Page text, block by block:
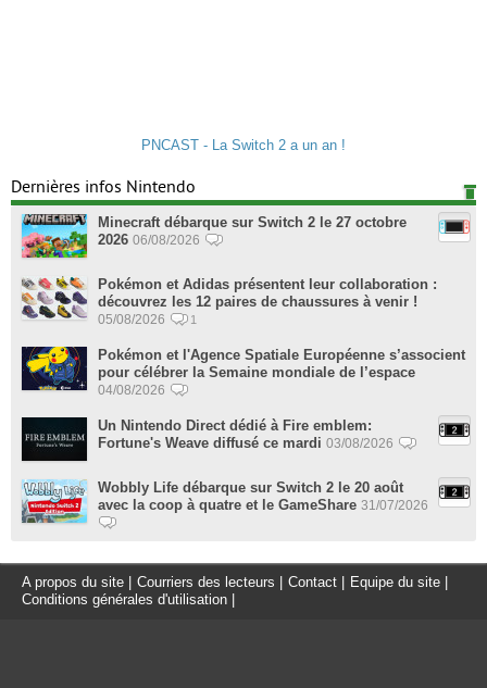
PNCAST - La Switch 2 a un an !
Dernières infos Nintendo
Minecraft débarque sur Switch 2 le 27 octobre
2026 06/08/2026
Pokémon et Adidas présentent leur collaboration :
découvrez les 12 paires de chaussures à venir !
05/08/2026 1
Pokémon et l'Agence Spatiale Européenne s’associent
pour célébrer la Semaine mondiale de l’espace
04/08/2026
Un Nintendo Direct dédié à Fire emblem:
Fortune's Weave diffusé ce mardi 03/08/2026
Wobbly Life débarque sur Switch 2 le 20 août
avec la coop à quatre et le GameShare 31/07/2026
A propos du site Courriers des lecteurs Contact Equipe du site
Conditions générales d'utilisation